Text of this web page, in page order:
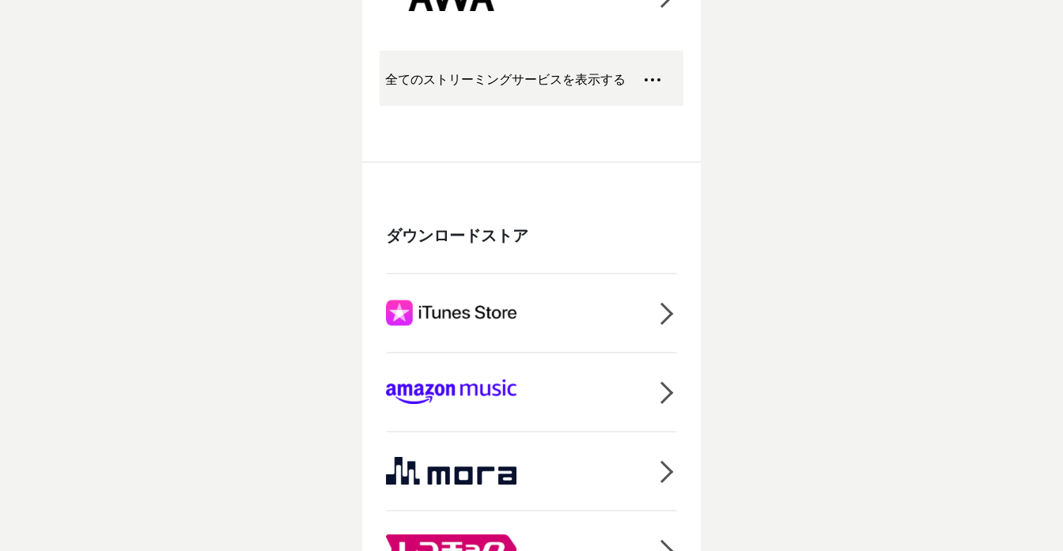
全てのストリーミングサービスを表示する
ダウンロードストア